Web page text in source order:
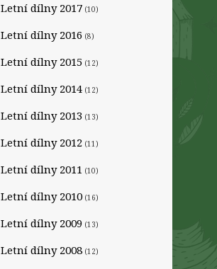
Letní dílny 2017 (10)
Letní dílny 2016 (8)
Letní dílny 2015 (12)
Letní dílny 2014 (12)
Letní dílny 2013 (13)
Letní dílny 2012 (11)
Letní dílny 2011 (10)
Letní dílny 2010 (16)
Letní dílny 2009 (13)
Letní dílny 2008 (12)